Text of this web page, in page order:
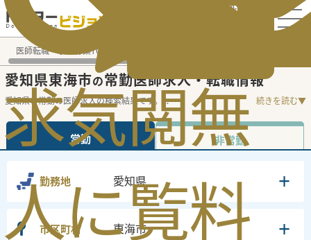
電話でのお問い合わせ：平日9:30-19:00
求
人
気
に
閲
覧
無
料
医師転職・求人募集TOP
愛知県東海市の常勤医師求人・転職情報
愛知県の常勤の医師求人の検索結果です。 ... 続きを読む▼
常勤 非常勤
勤務地 愛知県
市区町村 東海市